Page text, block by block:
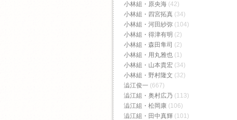
小林組・原央海 (42)
小林組・四宮拓真 (34)
小林組・河田紗弥 (104)
小林組・得津有明 (2)
小林組・森田隼司 (2)
小林組・用丸雅也 (1)
小林組・山本貴宏 (34)
小林組・野村隆文 (32)
澁江俊一 (667)
澁江組・奥村広乃 (113)
澁江組・松岡康 (106)
澁江組・田中真輝 (101)